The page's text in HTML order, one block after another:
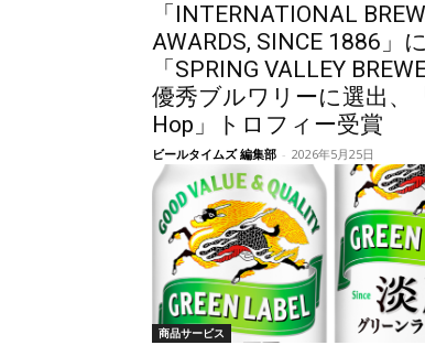
「INTERNATIONAL
AWARDS, SINCE 1886」
「SPRING VALLEY
優秀ブルワリーに選出、
Hop」トロフィー受賞
ビールタイムズ 編集部 - 2026年5月25日
商品サービス